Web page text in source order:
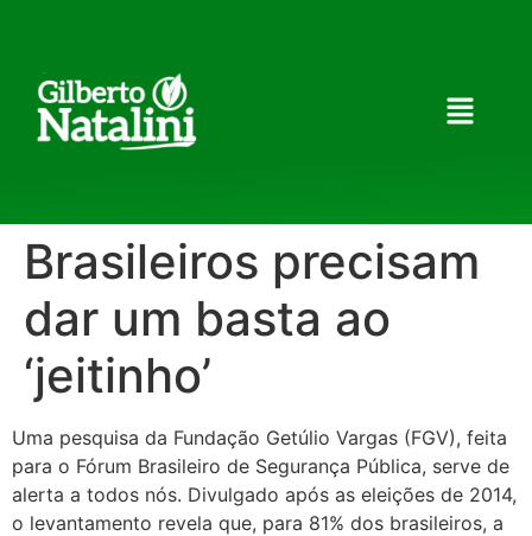
Brasileiros precisam
dar um basta ao
‘jeitinho’
Uma pesquisa da Fundação Getúlio Vargas (FGV), feita
para o Fórum Brasileiro de Segurança Pública, serve de
alerta a todos nós. Divulgado após as eleições de 2014,
o levantamento revela que, para 81% dos brasileiros, a